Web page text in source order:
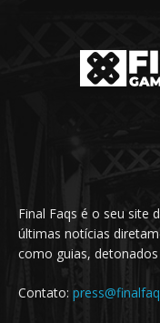
Final Faqs é o seu site
últimas notícias
como guias, detonados
Contato: